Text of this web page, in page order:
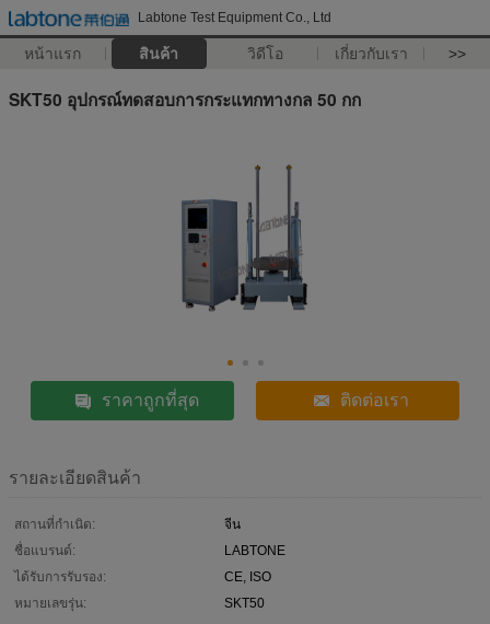
Labtone Test Equipment Co., Ltd
หน้าแรก สินค้า วิดีโอ เกี่ยวกับเรา >>
SKT50 อุปกรณ์ทดสอบการกระแทกทางกล 50 กก
ราคาถูกที่สุด ติดต่อเรา
รายละเอียดสินค้า
สถานที่กำเนิด:
จีน
ชื่อแบรนด์:
LABTONE
ได้รับการรับรอง:
CE, ISO
หมายเลขรุ่น:
SKT50